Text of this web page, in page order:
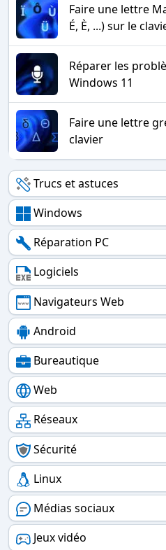
Faire une lettre
É, È, ...) sur le
Réparer les
Windows 11
Faire une lettre
clavier
Trucs et astuces
Windows
Réparation PC
Logiciels
Navigateurs Web
Android
Bureautique
Web
Réseaux
Sécurité
Linux
Médias sociaux
Jeux vidéo